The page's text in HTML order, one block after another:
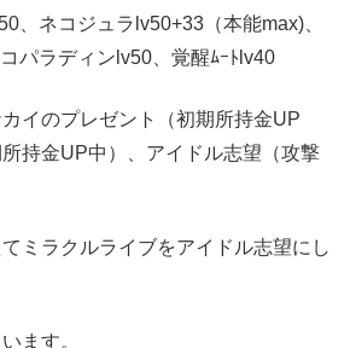
、ネコジュラlv50+33（本能max)、
パラディンlv50、覚醒ﾑｰﾄlv40
イのプレゼント（初期所持金UP
持金UP中）、アイドル志望（攻撃
ミラクルライブをアイドル志望にし
ます。